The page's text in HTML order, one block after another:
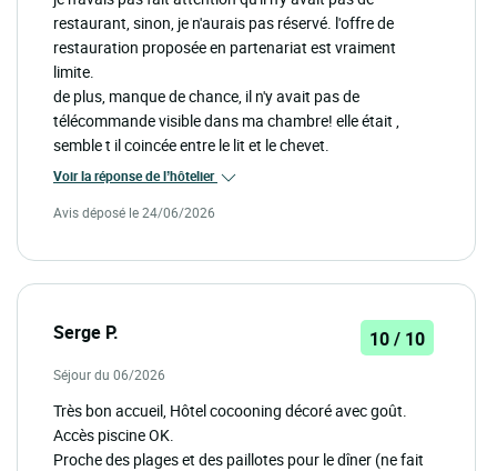
restaurant, sinon, je n'aurais pas réservé. l'offre de
restauration proposée en partenariat est vraiment
limite.
de plus, manque de chance, il n'y avait pas de
télécommande visible dans ma chambre! elle était ,
semble t il coincée entre le lit et le chevet.
Voir la réponse de l’hôtelier
Avis déposé le 24/06/2026
Serge P. 10 / 10
Séjour du 06/2026
Très bon accueil, Hôtel cocooning décoré avec goût.
Accès piscine OK.
Proche des plages et des paillotes pour le dîner (ne fait